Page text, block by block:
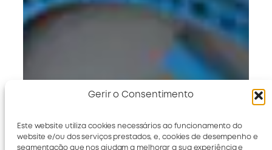
Gerir o Consentimento
Este website utiliza cookies necessários ao funcionamento do
website e/ou dos serviços prestados, e, cookies de desempenho e
segmentação que nos ajudam a melhorar a sua experiência e